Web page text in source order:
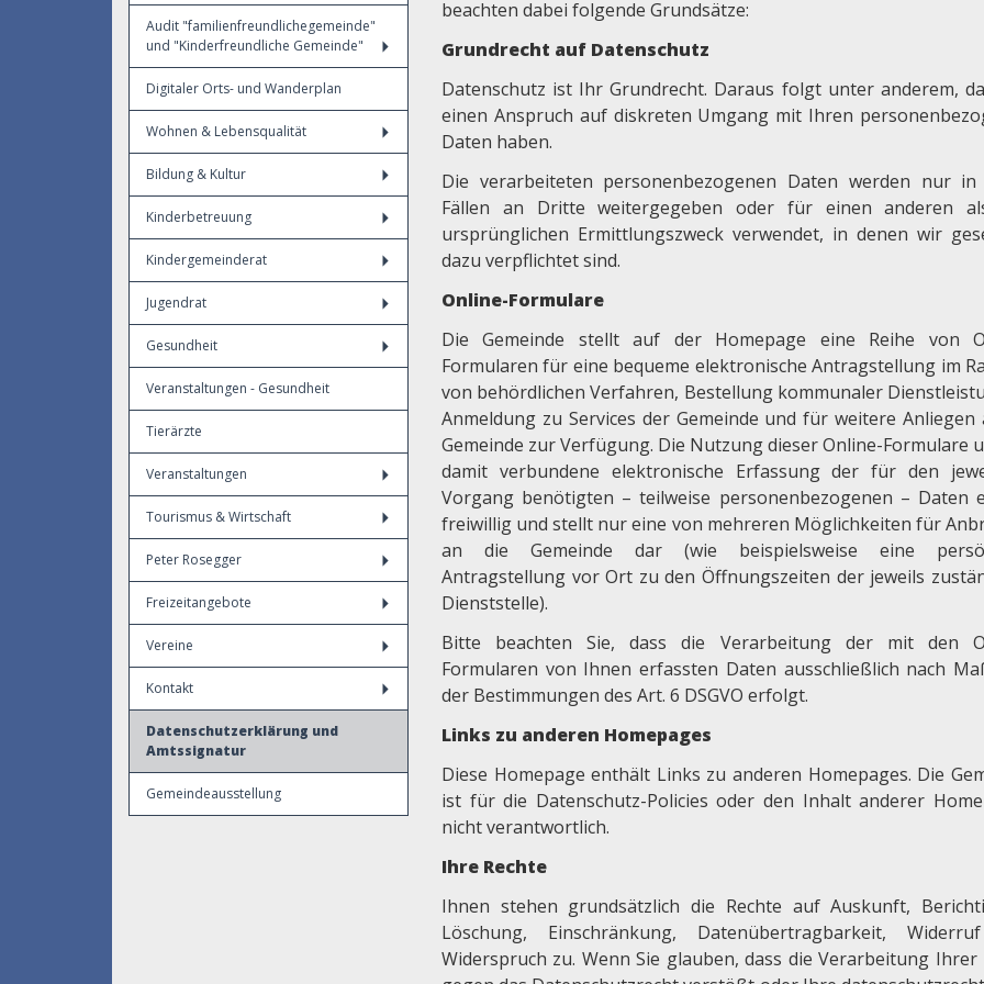
Audit "familienfreundlichegemeinde"
und "Kinderfreundliche Gemeinde"
Digitaler Orts- und Wanderplan
Wohnen & Lebensqualität
Bildung & Kultur
Kinderbetreuung
Kindergemeinderat
Jugendrat
Gesundheit
Veranstaltungen - Gesundheit
Tierärzte
Veranstaltungen
Tourismus & Wirtschaft
Peter Rosegger
Freizeitangebote
Vereine
Kontakt
Datenschutzerklärung und
Amtssignatur
Gemeindeausstellung
beachten dabei folgende Grundsätze:
Grundrecht auf Datenschutz
Datenschutz ist Ihr Grundrecht. Daraus folgt unter anderem,
einen Anspruch auf diskreten Umgang mit Ihren
Daten haben.
Die verarbeiteten personenbezogenen Daten werden nur in
Fällen an Dritte weitergegeben oder für einen anderen
ursprünglichen Ermittlungszweck verwendet, in denen wir
dazu verpflichtet sind.
Online-Formulare
Die Gemeinde stellt auf der Homepage eine Reihe von
Formularen für eine bequeme elektronische Antragstellung im
von behördlichen Verfahren, Bestellung kommunaler
Anmeldung zu Services der Gemeinde und für weitere Anliegen
Gemeinde zur Verfügung. Die Nutzung dieser Online-Formulare
damit verbundene elektronische Erfassung der für den
Vorgang benötigten – teilweise personenbezogenen – Daten
freiwillig und stellt nur eine von mehreren Möglichkeiten für
an die Gemeinde dar (wie beispielsweise eine
Antragstellung vor Ort zu den Öffnungszeiten der jeweils
Dienststelle).
Bitte beachten Sie, dass die Verarbeitung der mit den
Formularen von Ihnen erfassten Daten ausschließlich nach
der Bestimmungen des Art. 6 DSGVO erfolgt.
Links zu anderen Homepages
Diese Homepage enthält Links zu anderen Homepages. Die
ist für die Datenschutz-Policies oder den Inhalt anderer
nicht verantwortlich.
Ihre Rechte
Ihnen stehen grundsätzlich die Rechte auf Auskunft,
Löschung, Einschränkung, Datenübertragbarkeit,
Widerspruch zu. Wenn Sie glauben, dass die Verarbeitung Ihrer